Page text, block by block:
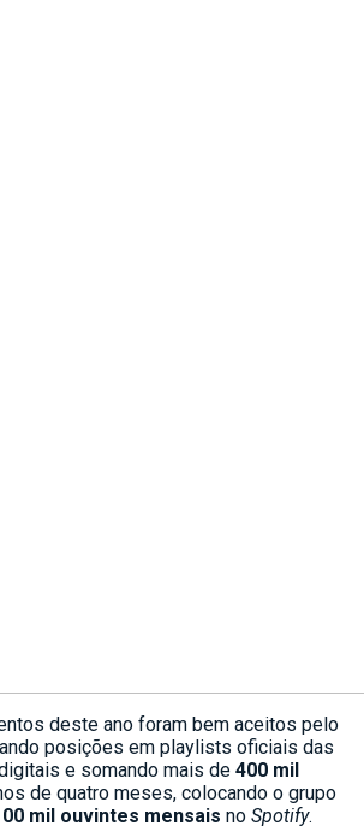
deste ano foram bem aceitos pelo
posições em playlists oficiais das
e somando mais de 400 mil
de quatro meses, colocando o grupo
mil ouvintes mensais no Spotify.